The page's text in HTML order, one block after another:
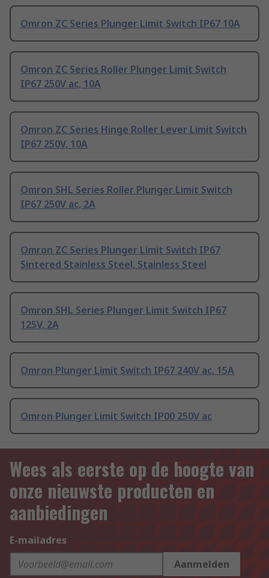
Omron ZC Series Plunger Limit Switch IP67 10A
Omron ZC Series Roller Plunger Limit Switch
IP67 250V ac, 10A
Omron ZC Series Hinge Roller Lever Limit Switch
IP67 250V, 10A
Omron SHL Series Roller Plunger Limit Switch
IP67 250V ac, 2A
Omron ZC Series Plunger Limit Switch IP67
Sintered Stainless Steel, Stainless Steel
Omron SHL Series Plunger Limit Switch IP67
125V, 2A
Omron Plunger Limit Switch IP67 240V ac, 15A
Omron Plunger Limit Switch IP00 250V ac
Wees als eerste op de hoogte van
onze nieuwste producten en
aanbiedingen
E-mailadres
Aanmelden